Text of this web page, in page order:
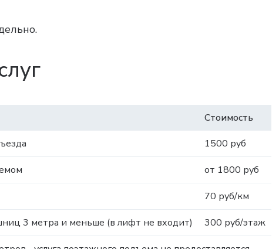
Стоимость
1500 руб
от 1800 руб
70 руб/км
3 метра и меньше (в лифт не входит) 300 руб/этаж